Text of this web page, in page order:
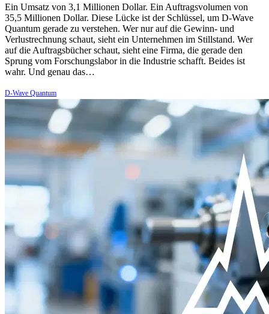
Ein Umsatz von 3,1 Millionen Dollar. Ein Auftragsvolumen von
35,5 Millionen Dollar. Diese Lücke ist der Schlüssel, um D-Wave
Quantum gerade zu verstehen. Wer nur auf die Gewinn- und
Verlustrechnung schaut, sieht ein Unternehmen im Stillstand. Wer
auf die Auftragsbücher schaut, sieht eine Firma, die gerade den
Sprung vom Forschungslabor in die Industrie schafft. Beides ist
wahr. Und genau das…
D-Wave Quantum